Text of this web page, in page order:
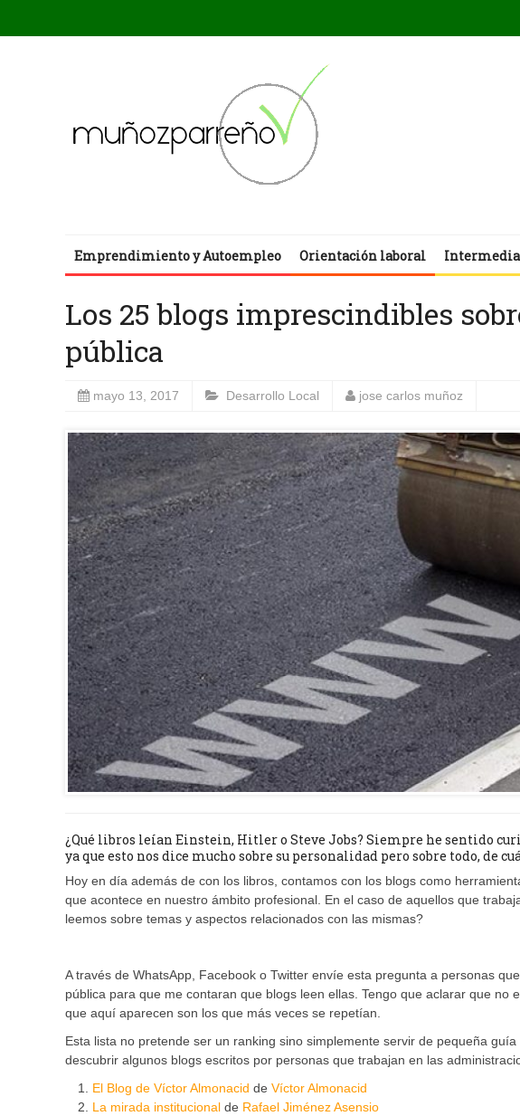
Emprendimiento y Autoempleo Orientación laboral
Los 25 blogs imprescindibles
pública
mayo 13, 2017 Desarrollo Local jose carlos muñoz
¿Qué libros leían Einstein, Hitler o Steve Jobs? Siempre he sentido
ya que esto nos dice mucho sobre su personalidad pero sobre todo, de
Hoy en día además de con los libros, contamos con los blogs como
que acontece en nuestro ámbito profesional. En el caso de aquellos que
leemos sobre temas y aspectos relacionados con las mismas?
A través de WhatsApp, Facebook o Twitter envíe esta pregunta a personas
pública para que me contaran que blogs leen ellas. Tengo que aclarar que no
que aquí aparecen son los que más veces se repetían.
Esta lista no pretende ser un ranking sino simplemente servir de pequeña
descubrir algunos blogs escritos por personas que trabajan en las
El Blog de Víctor Almonacid de Víctor Almonacid
La mirada institucional de Rafael Jiménez Asensio